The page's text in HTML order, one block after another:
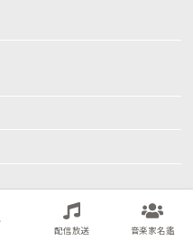
配信放送 音楽家名鑑